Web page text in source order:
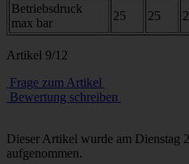
Betriebsdruck
max bar
25 25
Artikel 9/12
Frage zum Artikel
Bewertung schreiben
Dieser Artikel wurde am Dienstag
aufgenommen.